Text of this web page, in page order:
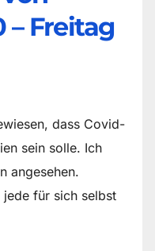
– Freitag
dass Covid-
sein solle. Ich
angesehen.
jede für sich selbst